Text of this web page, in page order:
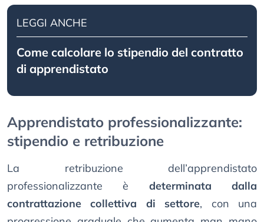
LEGGI ANCHE
Come calcolare lo stipendio del contratto
di apprendistato
Apprendistato professionalizzante:
stipendio e retribuzione
La retribuzione dell’apprendistato
professionalizzante è determinata dalla
contrattazione collettiva di settore, con una